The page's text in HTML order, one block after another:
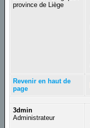
province de Liège
Revenir en haut de
page
3dmin
Administrateur